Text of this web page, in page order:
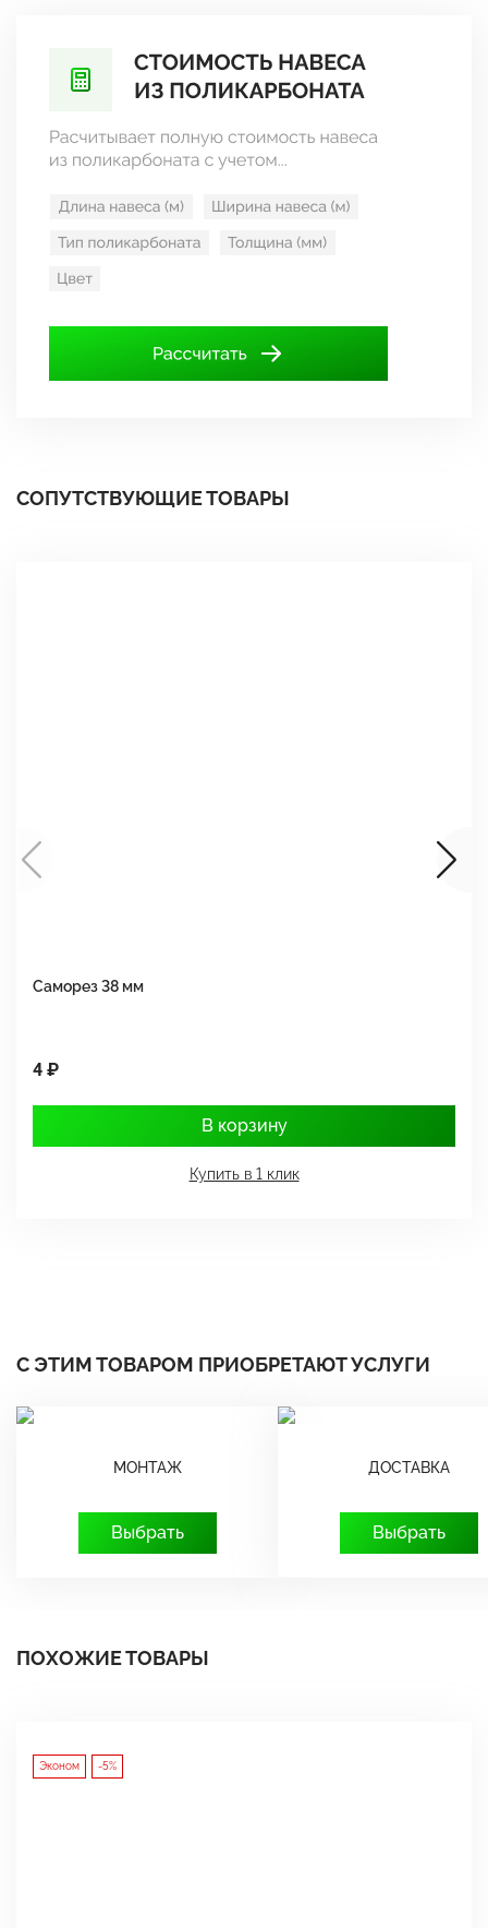
СОПУТСТВУЮЩИЕ ТОВАРЫ
Саморез 38 мм
4 ₽
В корзину
Купить в 1 клик
С ЭТИМ ТОВАРОМ ПРИОБРЕТАЮТ УСЛУГИ
МОНТАЖ
Выбрать
ДОСТАВКА
Выбрать
ПОХОЖИЕ ТОВАРЫ
Эконом -5%